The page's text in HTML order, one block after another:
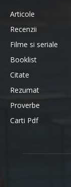
Articole
Recenzii
Filme si seriale
Booklist
Citate
Rezumat
Proverbe
Carti Pdf